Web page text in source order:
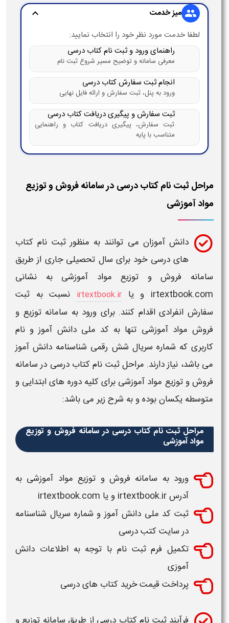
group میز خدمت expand_more
لطفا خدمت مورد نظر خود را انتخاب نمایید:
راهنمای ورود و ثبت نام کتاب درسی
معرفی سامانه و توضیح مسیر شروع ثبت نام
انجام ثبت سفارش کتاب درسی
ورود به پنل، ثبت سفارش و ارائه فایل نهایی
ثبت سفارش و پیگیری دریافت کتاب درسی
ثبت سفارش، پیگیری دریافت کتاب و راهنمایی
متناسب با پایه
مراحل ثبت نام کتاب درسی در سامانه فروش و توزیع
مواد آموزشی
دانش‌ آموزان می توانند به منظورثبت نام کتاب
های درسی خود برای سال تحصیلی جاری از طریق
سامانه فروش و توزیع مواد آموزشی به نشانی
irtextbook.com و یا irtextbook.ir نسبت به ثبت
سفارش انفرادی اقدام کنند. برای ورود به سامانه توزیع و
فروش مواد آموزشی​ تنها به کد ملیدانش‌ آموزو نام
کاربری که شماره سریال شش رقمی شناسنامه دانش‌ آموز
می باشد، نیاز دارند. مراحل ثبت نام کتاب درسی درسامانه
فروش و توزیع مواد آموزشی برای کلیه دوره های ابتدایی و
متوسطه یکسان بوده و به شرح زیر می باشد:
مراحل ثبت نام کتاب درسی در سامانه فروش و توزیع
مواد آموزشی
ورود به سامانه فروش و توزیع مواد آموزشی به
آدرسirtextbook.ir و یا irtextbook.com
ثبت کد ملیدانش آموزو شماره سریال شناسنامه
درسایت کتب درسی
تکمیل فرمثبت نام با توجه به اطلاعات دانش
آموزی
پرداخت قیمتخرید کتاب های درسی